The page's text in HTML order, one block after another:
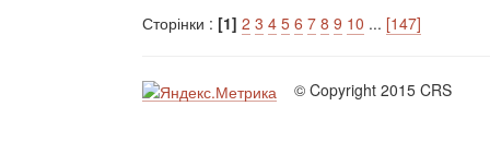
Сторінки : [1] 2 3 4 5 6 7 8 9 10 ... [147]
© Copyright 2015 CRS